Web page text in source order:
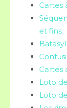
Cartes
et fins
Cartes
Loto
Loto